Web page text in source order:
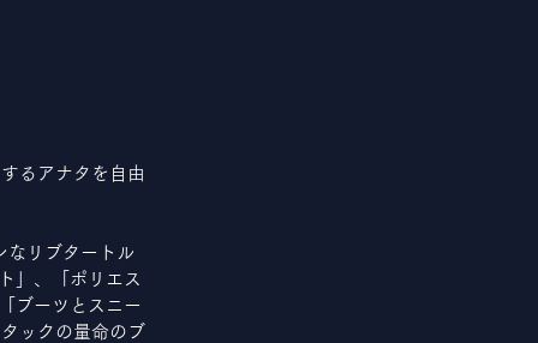
るアナタを自由
なリブタートル
」、「ポリエス
ブーツとスニー
ックの量命のブ